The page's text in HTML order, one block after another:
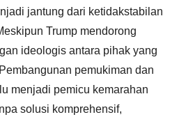
jantung dari ketidakstabilan
Trump mendorong
ideologis antara pihak yang
pemukiman dan
menjadi pemicu kemarahan
solusi komprehensif,